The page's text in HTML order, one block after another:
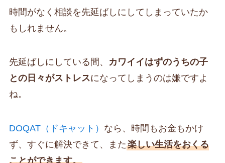
時間がなく相談を先延ばしにしてしまっていたか
もしれません。
先延ばしにしている間、
カワイイはずのうちの子
との日々がストレスになってしまうのは嫌ですよ
ね。
DOQAT（ドキャット） なら、時間もお金もかけ
ず、すぐに解決できて、また楽しい生活をおくる
ことができます。